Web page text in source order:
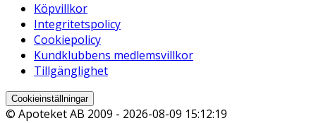
Köpvillkor
Integritetspolicy
Cookiepolicy
Kundklubbens medlemsvillkor
Tillgänglighet
Cookieinställningar
© Apoteket AB 2009 - 2026-08-09 15:12:19